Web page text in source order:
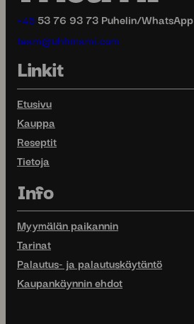
+45 53 76 93 73 Puhelin/WhatsApp
team@uhhmami.com
Linkit
Etusivu
Kauppa
Reseptit
Tietoja
Info
Myymälän paikannin
Tarinat
Palautus- ja palautuskäytäntö
Kaupankäynnin ehdot